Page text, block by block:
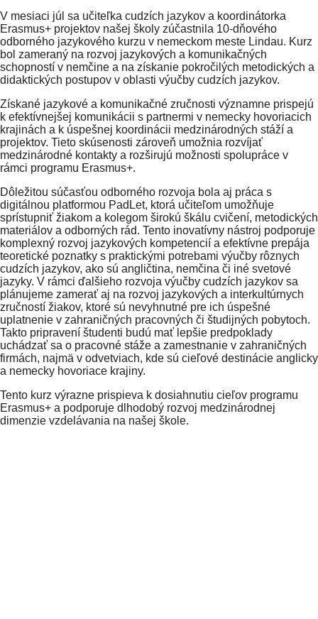
V mesiaci júl sa učiteľka cudzích jazykov a koordinátorka
Erasmus+ projektov našej školy zúčastnila 10-dňového
odborného jazykového kurzu v nemeckom meste Lindau. Kurz
bol zameraný na rozvoj jazykových a komunikačných
schopností v nemčine a na získanie pokročilých metodických a
didaktických postupov v oblasti výučby cudzích jazykov.
Získané jazykové a komunikačné zručnosti významne prispejú
k efektívnejšej komunikácii s partnermi v nemecky hovoriacich
krajinách a k úspešnej koordinácii medzinárodných stáží a
projektov. Tieto skúsenosti zároveň umožnia rozvíjať
medzinárodné kontakty a rozširujú možnosti spolupráce v
rámci programu Erasmus+.
Dôležitou súčasťou odborného rozvoja bola aj práca s
digitálnou platformou PadLet, ktorá učiteľom umožňuje
sprístupniť žiakom a kolegom širokú škálu cvičení, metodických
materiálov a odborných rád. Tento inovatívny nástroj podporuje
komplexný rozvoj jazykových kompetencií a efektívne prepája
teoretické poznatky s praktickými potrebami výučby rôznych
cudzích jazykov, ako sú angličtina, nemčina či iné svetové
jazyky. V rámci ďalšieho rozvoja výučby cudzích jazykov sa
plánujeme zamerať aj na rozvoj jazykových a interkultúrnych
zručností žiakov, ktoré sú nevyhnutné pre ich úspešné
uplatnenie v zahraničných pracovných či študijných pobytoch.
Takto pripravení študenti budú mať lepšie predpoklady
uchádzať sa o pracovné stáže a zamestnanie v zahraničných
firmách, najmä v odvetviach, kde sú cieľové destinácie anglicky
a nemecky hovoriace krajiny.
Tento kurz výrazne prispieva k dosiahnutiu cieľov programu
Erasmus+ a podporuje dlhodobý rozvoj medzinárodnej
dimenzie vzdelávania na našej škole.